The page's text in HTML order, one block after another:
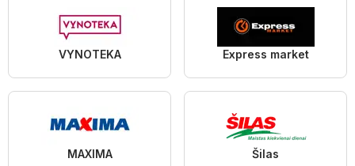
VYNOTEKA Express market
MAXIMA Šilas